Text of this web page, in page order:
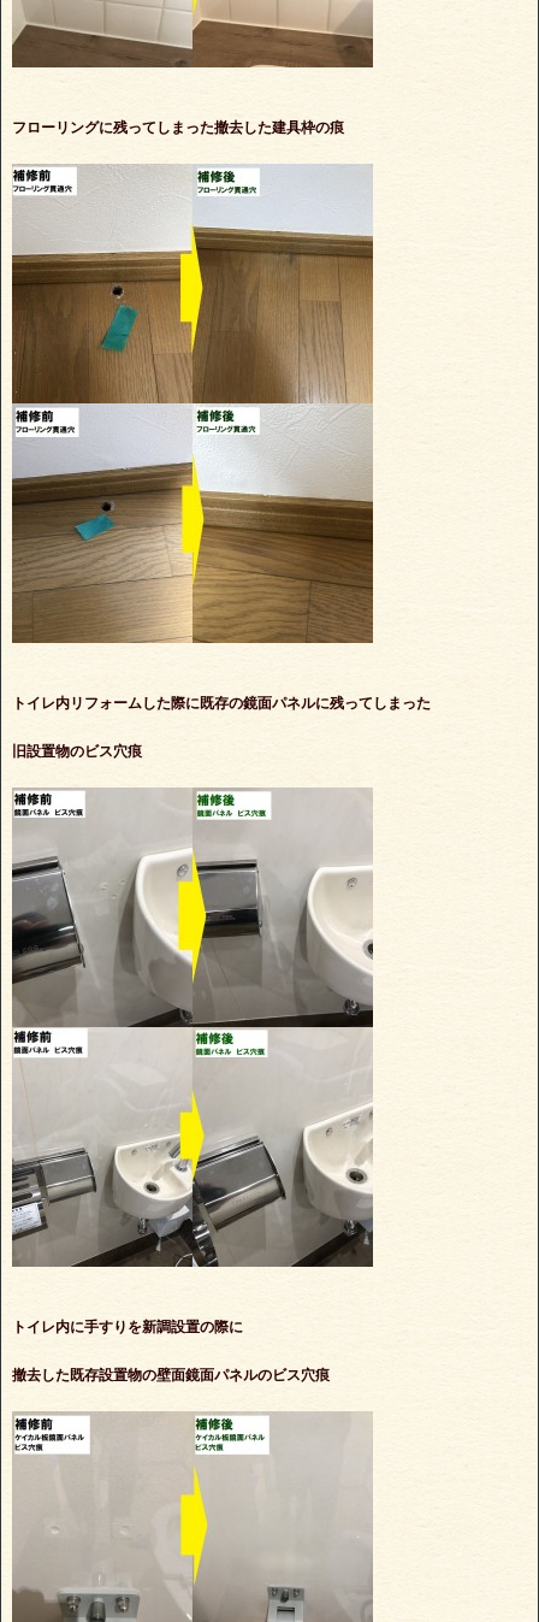
フローリングに残ってしまった撤去した建具枠の痕
トイレ内リフォームした際に既存の鏡面パネルに残ってしまった
旧設置物のビス穴痕
トイレ内に手すりを新調設置の際に
撤去した既存設置物の壁面鏡面パネルのビス穴痕